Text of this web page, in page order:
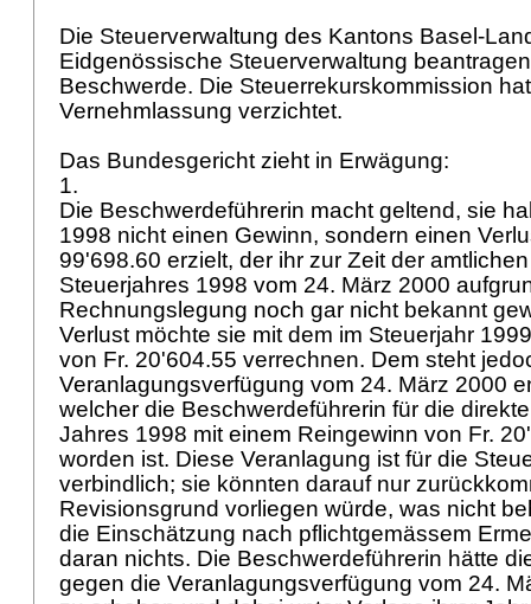
Die Steuerverwaltung des Kantons Basel-
Eidgenössische Steuerverwaltung
Beschwerde. Die Steuerrekurskommission
Vernehmlassung verzichtet.
Das Bundesgericht zieht in Erwägung:
1.
Die Beschwerdeführerin macht geltend, sie
1998 nicht einen Gewinn, sondern einen
99'698.60 erzielt, der ihr zur Zeit der
Steuerjahres 1998 vom 24. März 2000
Rechnungslegung noch gar nicht bekannt
Verlust möchte sie mit dem im Steuerjahr
von Fr. 20'604.55 verrechnen. Dem steht
Veranlagungsverfügung vom 24. März 2000
welcher die Beschwerdeführerin für die
Jahres 1998 mit einem Reingewinn von Fr.
worden ist. Diese Veranlagung ist für die
verbindlich; sie könnten darauf nur
Revisionsgrund vorliegen würde, was nicht
die Einschätzung nach pflichtgemässem
daran nichts. Die Beschwerdeführerin hätte
gegen die Veranlagungsverfügung vom 24.